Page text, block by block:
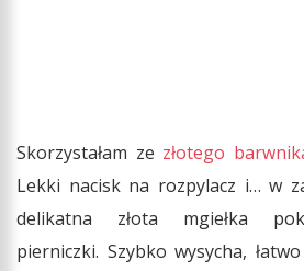
Skorzystałam ze złotego
Lekki nacisk na rozpylacz i… w
delikatna złota mgiełka
pierniczki. Szybko wysycha,